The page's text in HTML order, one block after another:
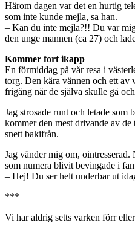
Härom dagen var det en hurtig
som inte kunde mejla, sa han.
– Kan du inte mejla?!! Du var
den unge mannen (ca 27) och
Kommer fort ikapp
En förmiddag på vår resa i
torg. Den kära vännen och ett av
frigång när de själva skulle gå
Jag strosade runt och letade som
kommer den mest drivande av
snett bakifrån.
Jag vänder mig om,
som numera blivit bevingade i
– Hej! Du ser helt underbar ut
***
Vi har aldrig setts varken förr eller